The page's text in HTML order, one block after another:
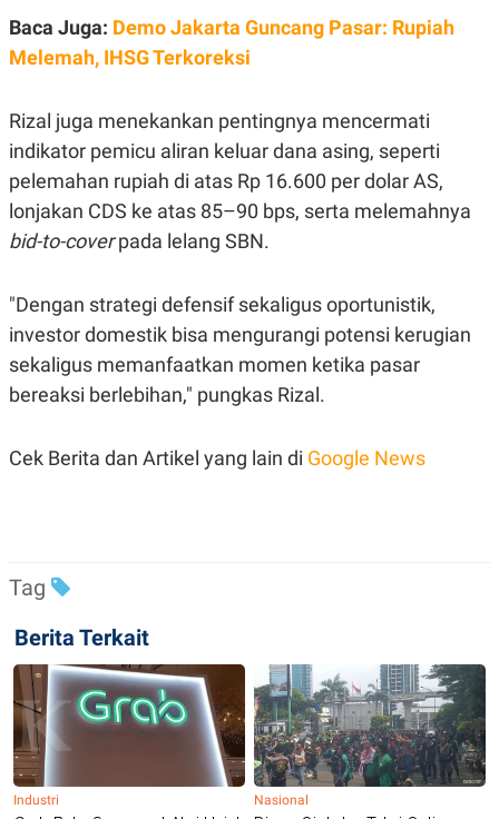
A
D
E
E
A
S
D
L
A
N
G
A
N
E
T
A
K
K
I
N
E
R
J
M
T
E
N
A
P
V
E
G
K
G
M
D
I
A
.
I
D
Baca Juga: Demo Jakarta Guncang Pasar: Rupiah
Melemah, IHSG Terkoreksi
Rizal juga menekankan pentingnya mencermati
indikator pemicu aliran keluar dana asing, seperti
pelemahan rupiah di atas Rp 16.600 per dolar AS,
lonjakan CDS ke atas 85–90 bps, serta melemahnya
bid-to-coverpada lelang SBN.
"Dengan strategi defensif sekaligus oportunistik,
investor domestik bisa mengurangi potensi kerugian
sekaligus memanfaatkan momen ketika pasar
bereaksi berlebihan," pungkas Rizal.
Cek Berita dan Artikel yang lain di Google News
Tag
Berita Terkait
Industri Nasional